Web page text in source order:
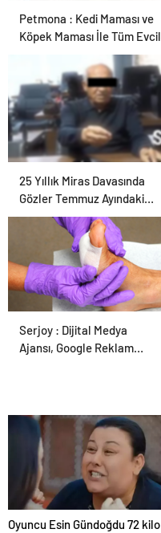
Petmona : Kedi Maması ve
Köpek Maması İle Tüm Evcil
25 Yıllık Miras Davasında
Gözler Temmuz Ayındaki
Karar Duruşmasına Çevrildi
Ortopodoloji İle Diyabetik
Ayak Yarası Tedavisi
Serjoy : Dijital Medya
Ajansı, Google Reklam
Oyuncu Esin Gündoğdu 72 kilo